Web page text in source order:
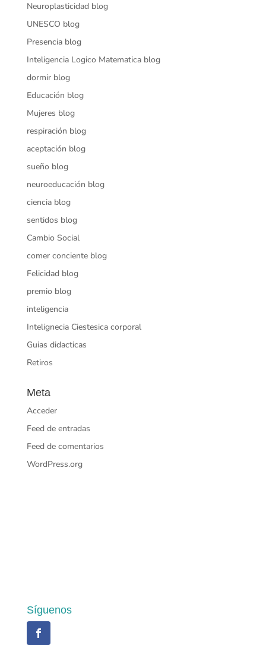
Neuroplasticidad blog
UNESCO blog
Presencia blog
Inteligencia Logico Matematica blog
dormir blog
Educación blog
Mujeres blog
respiración blog
aceptación blog
sueño blog
neuroeducación blog
ciencia blog
sentidos blog
Cambio Social
comer conciente blog
Felicidad blog
premio blog
inteligencia
Intelignecia Ciestesica corporal
Guias didacticas
Retiros
Meta
Acceder
Feed de entradas
Feed de comentarios
WordPress.org
Síguenos